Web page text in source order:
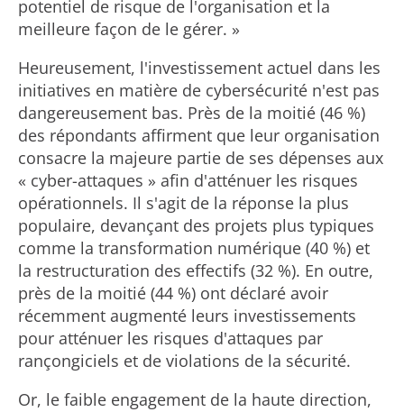
potentiel de risque de l'organisation et la
meilleure façon de le gérer. »
Heureusement, l'investissement actuel dans les
initiatives en matière de cybersécurité n'est pas
dangereusement bas. Près de la moitié (46 %)
des répondants affirment que leur organisation
consacre la majeure partie de ses dépenses aux
« cyber-attaques » afin d'atténuer les risques
opérationnels. Il s'agit de la réponse la plus
populaire, devançant des projets plus typiques
comme la transformation numérique (40 %) et
la restructuration des effectifs (32 %). En outre,
près de la moitié (44 %) ont déclaré avoir
récemment augmenté leurs investissements
pour atténuer les risques d'attaques par
rançongiciels et de violations de la sécurité.
Or, le faible engagement de la haute direction,